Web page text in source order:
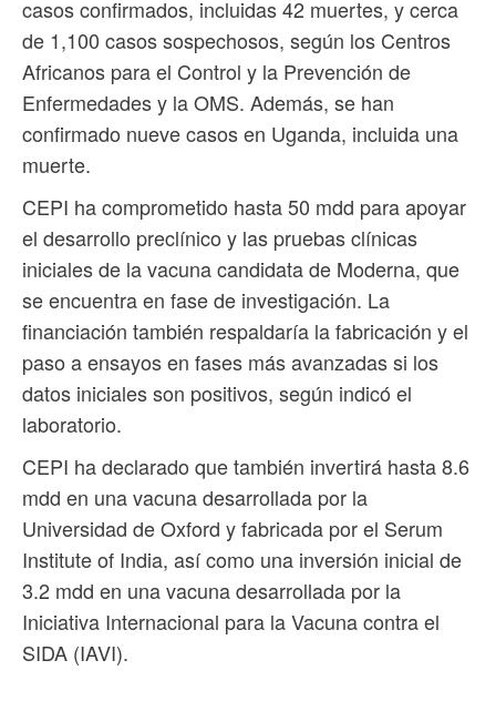
casos confirmados, incluidas 42 muertes, y cerca
de 1,100 casos sospechosos, según los Centros
Africanos para el Control y la Prevención de
Enfermedades y la OMS. Además, se han
confirmado nueve ⁠casos en Uganda, incluida una
muerte.
CEPI ha comprometido hasta 50 mdd para apoyar
⁠el desarrollo preclínico y las pruebas clínicas
iniciales de la vacuna candidata de Moderna, que
se encuentra en fase de investigación. La
financiación también respaldaría la fabricación y el
paso a ensayos en fases más avanzadas si los
datos iniciales son positivos, según indicó el
laboratorio.
CEPI ha declarado que también invertirá hasta 8.6
mdd en una vacuna desarrollada por la
Universidad de Oxford y ⁠fabricada por el Serum
Institute of India, así como una inversión inicial de
3.2 mdd en una vacuna desarrollada por la
Iniciativa Internacional para la Vacuna contra el
SIDA (IAVI).